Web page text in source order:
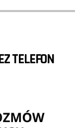
TELEFON